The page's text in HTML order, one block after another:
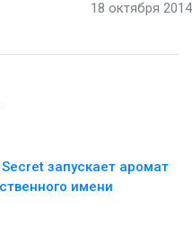
18 октября
Secret запускает аромат
имени